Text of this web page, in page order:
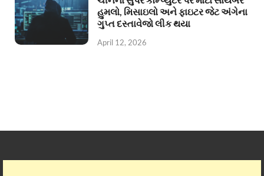
હુમલો, મિસાઇલો અને ફાઇટર જેટ અંગેના
ગુપ્ત દસ્તાવેજો લીક થયા
April 12, 2026